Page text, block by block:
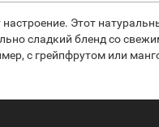
Этот
сладкий бленд со
с грейпфрутом или